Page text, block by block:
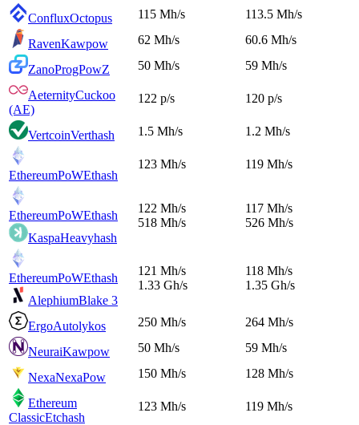
ConfluxOctopus 115 Mh/s 113.5 Mh/s
RavenKawpow 62 Mh/s 60.6 Mh/s
ZanoProgPowZ 50 Mh/s 59 Mh/s
AeternityCuckoo
(AE)
122 p/s 120 p/s
VertcoinVerthash 1.5 Mh/s 1.2 Mh/s
EthereumPoWEthash
123 Mh/s 119 Mh/s
EthereumPoWEthash
KaspaHeavyhash
122 Mh/s
518 Mh/s
117 Mh/s
526 Mh/s
EthereumPoWEthash
AlephiumBlake 3
121 Mh/s
1.33 Gh/s
118 Mh/s
1.35 Gh/s
ErgoAutolykos 250 Mh/s 264 Mh/s
NeuraiKawpow 50 Mh/s 59 Mh/s
NexaNexaPow 150 Mh/s 128 Mh/s
Ethereum
ClassicEtchash
123 Mh/s 119 Mh/s